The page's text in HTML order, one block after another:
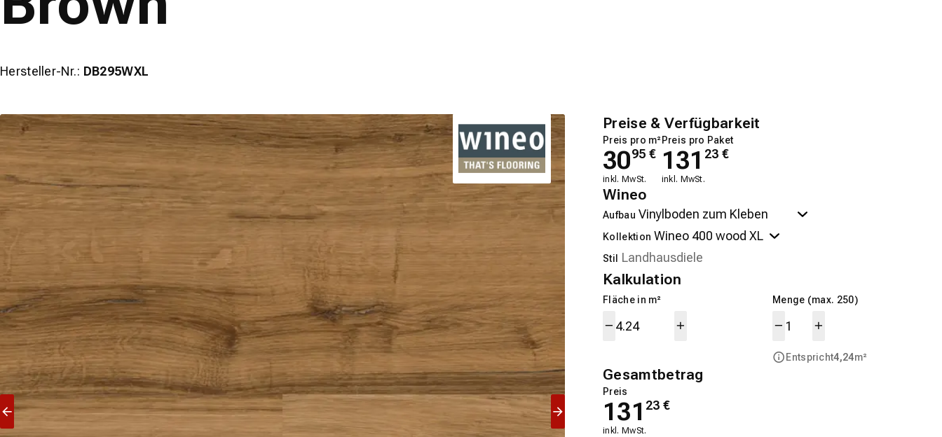
Hersteller-Nr.: DB295WXL
Preise & Verfügbarkeit
Preis pro m²
3095 €
inkl. MwSt.
Preis pro Paket
131 23 €
inkl. MwSt.
Wineo
Aufbau
Kollektion
Stil
Kalkulation
Fläche in m² Menge (max. 250)
Entspricht4,24m²
Gesamtbetrag
Preis
131 23 €
inkl. MwSt.